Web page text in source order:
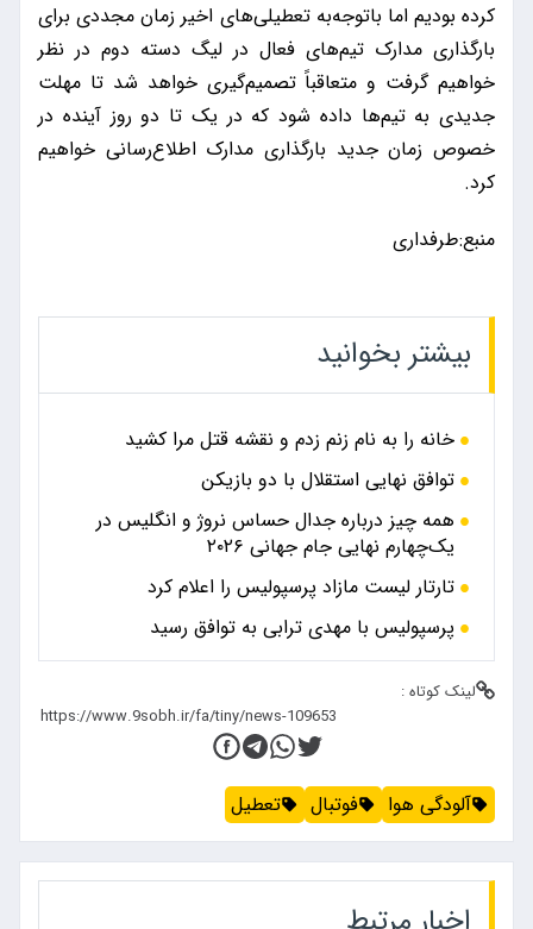
کرده بودیم اما باتوجه‌به تعطیلی‌های اخیر زمان مجددی برای
بارگذاری مدارک تیم‌های فعال در لیگ دسته دوم در نظر
خواهیم گرفت و متعاقباً تصمیم‌گیری خواهد شد تا مهلت
جدیدی به تیم‌ها داده شود که در یک تا دو روز آینده در
خصوص زمان جدید بارگذاری مدارک اطلاع‌رسانی خواهیم
کرد.
منبع:طرفداری
بیشتر بخوانید
خانه را به نام زنم زدم و نقشه قتل مرا کشید
توافق نهایی استقلال با دو بازیکن
همه چیز درباره جدال حساس نروژ و انگلیس در
یک‌چهارم نهایی جام جهانی ۲۰۲۶
تارتار لیست مازاد پرسپولیس را اعلام کرد
پرسپولیس با مهدی ترابی به توافق رسید
لینک کوتاه :
آلودگی هوا فوتبال تعطیل